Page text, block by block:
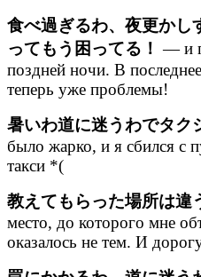
食べ過ぎるわ、夜更かし
ってもう困ってる！ — и
поздней ночи. В
теперь уже проблемы!
暑いわ道に迷うわでタク
было жарко, и я сбился с
такси *(
教えてもらった場所は違
место, до которого мне
оказалось не тем. И